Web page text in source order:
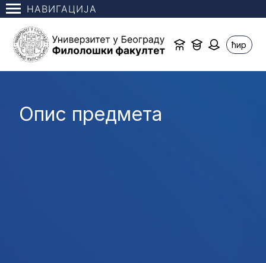
НАВИГАЦИЈА
ћир
Опис предмета